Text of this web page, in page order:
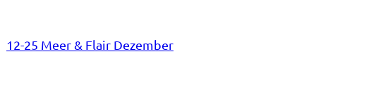
12-25 Meer & Flair Dezember